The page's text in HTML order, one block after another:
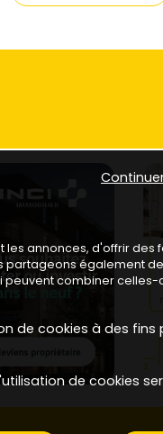
annonces, d'offrir des
partageons également
peuvent combiner celles-
de cookies à des fins
de cookies